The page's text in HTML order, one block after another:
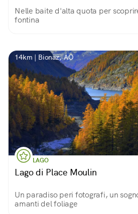
Nelle baite d'alta quota per
fontina
14km | Bionaz, AO
LAGO
Lago di Place Moulin
Un paradiso peri fotografi, un
amanti del foliage